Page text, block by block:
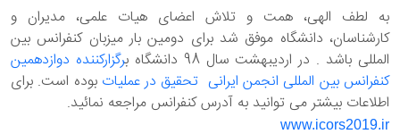
به لطف الهی، همت و تلاش اعضای هیات علمی، مدیران و
کارشناسان، دانشگاه موفق شد برای دومین بار میزبان کنفرانس بین
المللی باشد . در اردیبهشت سال 98 دانشگاه ب
رگزارکننده دوازدهمین
کنفرانس بین المللی انجمن ایرانی تحقیق در عملیات بوده است. برای
اطلاعات بیشتر می توانید به آدرس کنفرانس مراجعه نمائید.
www.icors2019.ir